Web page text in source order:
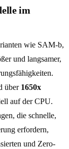
im
wie SAM-b,
und langsamer,
über 1650x
auf der CPU.
die schnelle,
erfordern,
und Zero-